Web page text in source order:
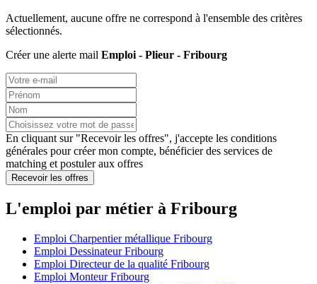
Actuellement, aucune offre ne correspond à l'ensemble des critères
sélectionnés.
Créer une alerte mail Emploi - Plieur - Fribourg
En cliquant sur "Recevoir les offres", j'accepte les conditions
générales pour créer mon compte, bénéficier des services de
matching et postuler aux offres
Recevoir les offres
L'emploi par métier à Fribourg
Emploi Charpentier métallique Fribourg
Emploi Dessinateur Fribourg
Emploi Directeur de la qualité Fribourg
Emploi Monteur Fribourg